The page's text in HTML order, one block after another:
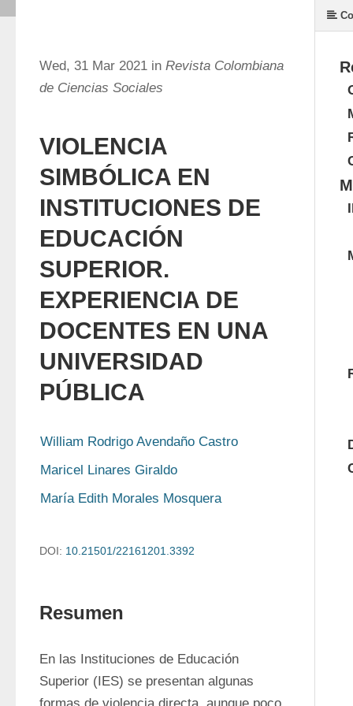
Wed, 31 Mar 2021 in Revista Colombiana
de Ciencias Sociales
VIOLENCIA
SIMBÓLICA EN
INSTITUCIONES DE
EDUCACIÓN
SUPERIOR.
EXPERIENCIA DE
DOCENTES EN UNA
UNIVERSIDAD
PÚBLICA
William Rodrigo Avendaño Castro
Maricel Linares Giraldo
María Edith Morales Mosquera
DOI: 10.21501/22161201.3392
Resumen
En las Instituciones de Educación
Superior (IES) se presentan algunas